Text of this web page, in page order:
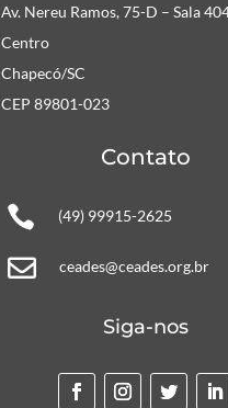
Av. Nereu Ramos, 75-D – Sala
Centro
Chapecó/SC
CEP 89801-023
Contato
 (49) 99915-2625
 ceades@ceades.org.br
Siga-nos